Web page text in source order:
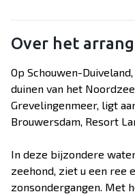
Over het
Op Schouwen-
duinen van het
Grevelingenmeer, ligt
Brouwersdam, Resort
In deze bijzondere
zeehond, ziet u een ree
zonsondergangen. Met